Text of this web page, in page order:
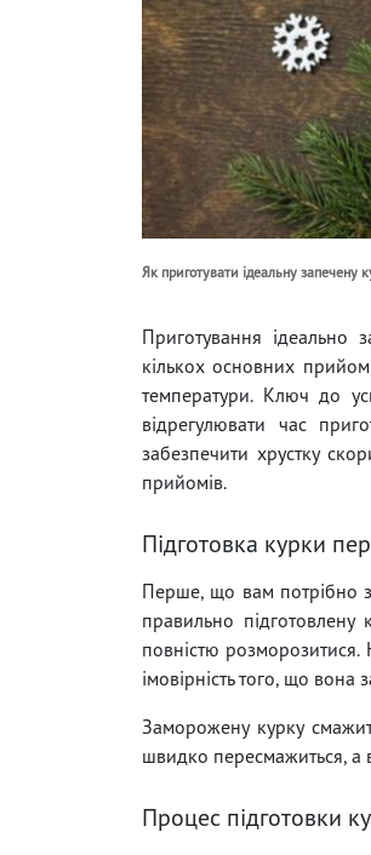
Як приготувати ідеальну запечену
Приготування ідеально
кількох основних
температури. Ключ до
відрегулювати час
забезпечити хрустку
прийомів.
Підготовка курки
Перше, що вам потрібно
правильно
повністю
імовірність того, що
Заморожену курку
швидко пересмажиться, а
Процес підготовки